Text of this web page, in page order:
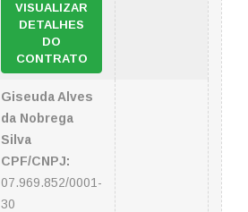
VISUALIZAR
DETALHES
DO
CONTRATO
Giseuda Alves
da Nobrega
Silva
CPF/CNPJ:
07.969.852/0001-
30